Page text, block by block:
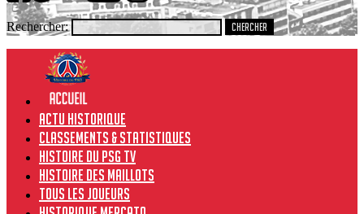
Rechercher:
Actu historique
Classements & Statistiques
Histoire du PSG TV
Histoire des maillots
Tous les joueurs